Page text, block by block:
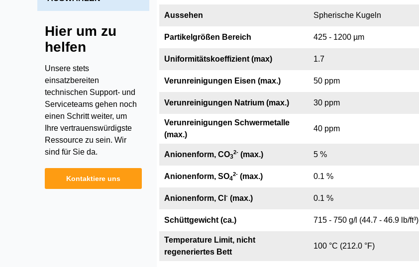
Hier um zu
helfen
Unsere stets
einsatzbereiten
technischen Support- und
Serviceteams gehen noch
einen Schritt weiter, um
Ihre vertrauenswürdigste
Ressource zu sein. Wir
sind für Sie da.
Kontaktiere uns
Aussehen Spherische Kugeln
Partikelgrößen Bereich 425 - 1200 µm
Uniformitätskoeffizient (max) 1.7
Verunreinigungen Eisen (max.) 50 ppm
Verunreinigungen Natrium (max.) 30 ppm
Verunreinigungen Schwermetalle
(max.)
40 ppm
Anionenform, CO3
2-(max.) 5 %
Anionenform, SO4
2-(max.) 0.1 %
Anionenform, Cl -(max.) 0.1 %
Schüttgewicht (ca.) 715 - 750 g/l (44.7 - 46.9 lb/ft³)
Temperature Limit, nicht
regeneriertes Bett
100 °C (212.0 °F)